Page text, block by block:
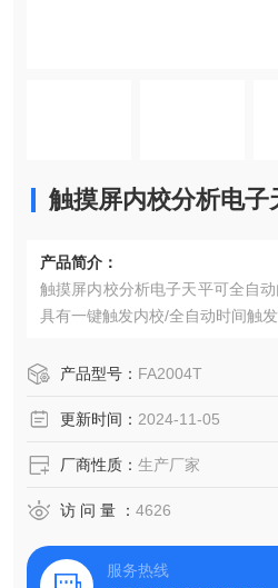
触摸屏内校分析电子
产品简介：
触摸屏内校分析电子天平可全自
具有一键触发内校/全自动时间触发
产品型号： FA2004T
更新时间： 2024-11-05
厂商性质： 生产厂家
访 问 量 ： 4626
服务热线